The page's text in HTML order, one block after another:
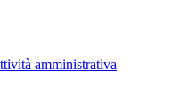
amministrativa